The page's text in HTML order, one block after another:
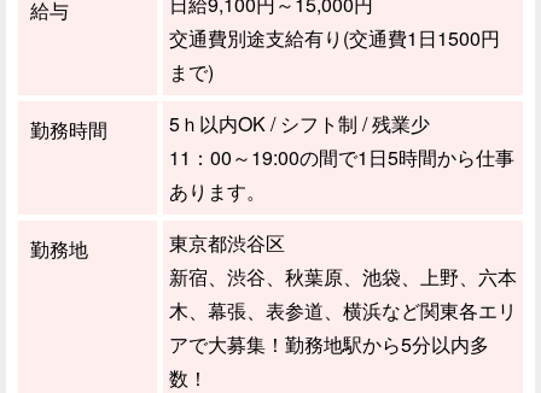
給与
交通費別途支給有り(交通費1日1500円
まで)
勤務時間
5ｈ以内OK / シフト制 / 残業少
11：00～19:00の間で1日5時間から仕事
あります。
勤務地
東京都渋谷区
新宿、渋谷、秋葉原、池袋、上野、六本
木、幕張、表参道、横浜など関東各エリ
アで大募集！勤務地駅から5分以内多
数！